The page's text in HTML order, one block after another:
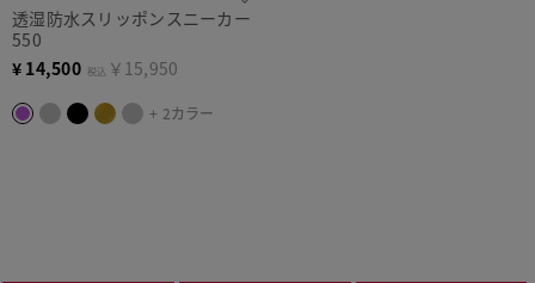
透湿防水スリッポンスニーカー
550
¥ 14,500 税込 ￥15,950
+ 2カラー